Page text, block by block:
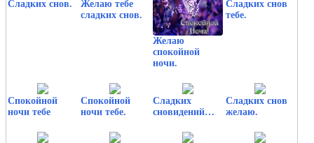
Сладких снов.
Желаю тебе
сладких снов.
Желаю
спокойной
ночи.
Сладких снов
тебе.
Спокойной
ночи тебе
Спокойной
ночи тебе.
Сладких
сновидений…
Сладких снов
желаю.